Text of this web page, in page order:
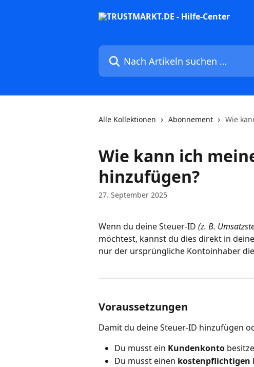
Nach Artikeln suchen …
Alle Kollektionen Abonnement Wie
Wie kann ich
hinzufügen?
27. September 2025
Wenn du deine Steuer-ID (z. B.
möchtest, kannst du dies direkt in
nur der ursprüngliche Kontoinhaber
Voraussetzungen
Damit du deine Steuer-ID hinzufügen
Du musst ein Kundenkonto
Du musst einen kostenpflichtigen